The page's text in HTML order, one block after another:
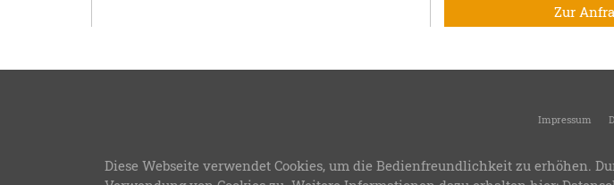
Zur
Impressum
LFWB Theme Version 3.8-Bereitstellung:LandFrauenverband
Diese Webseite verwendet Cookies, um die Bedienfreundlichkeit zu erhöhen.